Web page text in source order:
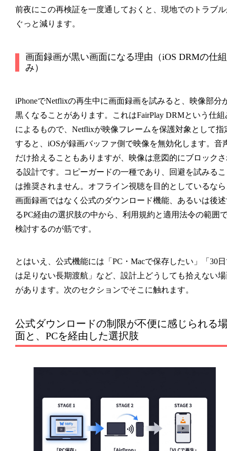
前夜にこの再検証を一度通しておくと、現地でのトラブ
ぐっと減ります。
画面録画が黒い画面になる理由（iOS DRMの仕組
み）
iPhoneでNetflixの再生中に画面録画を試みると、映像部分
黒くなることがあります。これはFairPlay DRMという仕組
によるもので、Netflixが映像フレームを保護対象として指
すると、iOSが録画バッファ側で映像を無効化します。音
だけ拾えることもありますが、映像は意図的にブロック
る設計です。コピーガードの一種であり、回避を試みる
は推奨されません。オフライン視聴を目的としているな
画面録画ではなく公式のダウンロード機能、あるいは後
るPC経由の選択肢の中から、利用規約と適用法令の範囲
検討するのが筋です。
とはいえ、公式機能には「PC・Macで保存したい」「30
は足りない長期渡航」など、設計上どうしても拾えない
があります。次のセクションでそこに触れます。
公式ダウンロードの制限が不便に感じられる
面と、PCを経由した選択肢